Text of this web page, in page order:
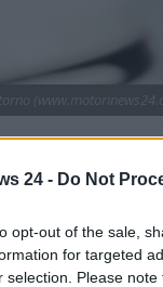
24 - Do Not
opt-out of the sale,
for targeted
selection. Please
in tutto il
oltre che
quella mitica
e addetti ai